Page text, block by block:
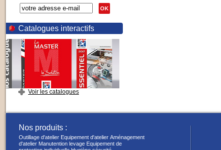
OK
Catalogues interactifs
Voir les catalogues
Nos produits :
Outillage d'atelier Equipement d'atelier Aménagement
d'atelier Manutention levage Equipement de